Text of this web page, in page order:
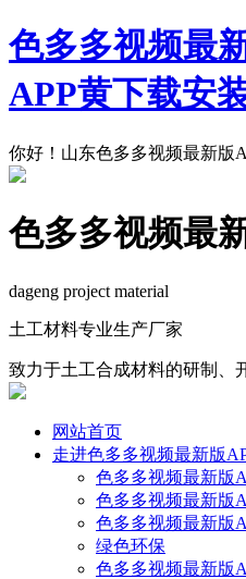
色多多视频最
APP黄下载安
你好！山东色多多视频最新版
色多多视频最
dageng project material
土工材料专业生产厂家
致力于土工合成材料的研制、
网站首页
走进色多多视频最新版
色多多视频最新版
色多多视频最新版
色多多视频最新版
绿色环保
色多多视频最新版